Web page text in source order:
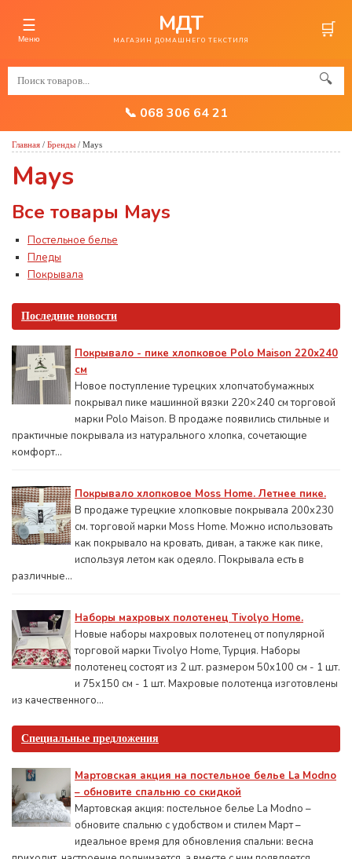
☰
Меню
МДТ
МАГАЗИН ДОМАШНЕГО ТЕКСТИЛЯ 🛒
🔍
📞 068 306 64 21
Последние новости
Покрывало - пике хлопковое Polo Maison 220х240
см
Новое поступление турецких хлопчатобумажных
покрывал пике машинной вязки 220×240 см торговой
марки Polo Maison. В продаже появились стильные и
практичные покрывала из натурального хлопка, сочетающие
комфорт...
Покрывало хлопковое Moss Home. Летнее пике.
В продаже турецкие хлопковые покрывала 200x230
см. торговой марки Moss Home. Можно использовать
как покрывало на кровать, диван, а также как пике,
используя летом как одеяло. Покрывала есть в
различные...
Наборы махровых полотенец Tivolyo Home.
Новые наборы махровых полотенец от популярной
торговой марки Tivolyo Home, Турция. Наборы
полотенец состоят из 2 шт. размером 50x100 см - 1 шт.
и 75х150 см - 1 шт. Махровые полотенца изготовлены
из качественного...
Специальные предложения
Мартовская акция на постельное белье La Modno
– обновите спальню со скидкой
Мартовская акция: постельное белье La Modno –
обновите спальню с удобством и стилем Март –
идеальное время для обновления спальни: весна
Главная / Бренды / Mays
Mays
Все товары Mays
Постельное белье
Пледы
Покрывала